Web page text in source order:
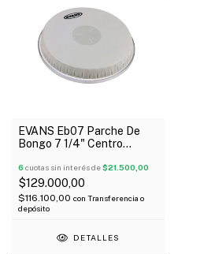
EVANS Eb07 Parche De
Bongo 7 1/4" Centro
6 cuotas sin interés de$21.500,00
$129.000,00
$116.100,00 con Transferencia o
depósito
DETALLES